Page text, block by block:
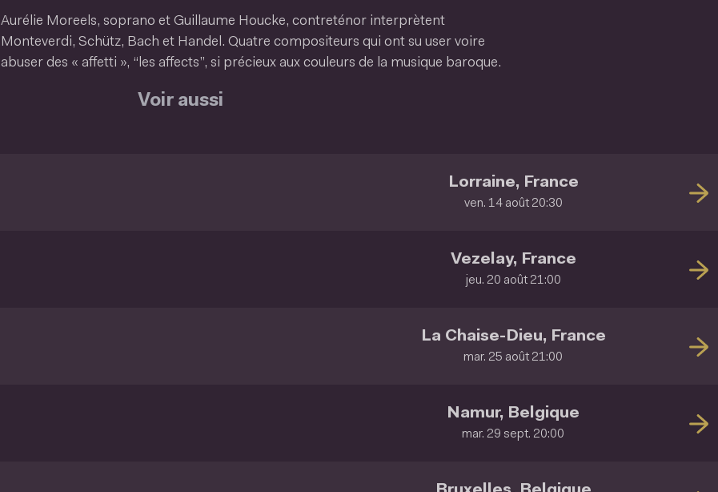
Aurélie Moreels, soprano et Guillaume Houcke, contreténor interprètent
Monteverdi, Schütz, Bach et Handel. Quatre compositeurs qui ont su user voire
abuser des « affetti », “les affects”, si précieux aux couleurs de la musique baroque.
Voir aussi
Lorraine, France
ven. 14 août 20:30
Vezelay, France
jeu. 20 août 21:00
La Chaise-Dieu, France
mar. 25 août 21:00
Namur, Belgique
mar. 29 sept. 20:00